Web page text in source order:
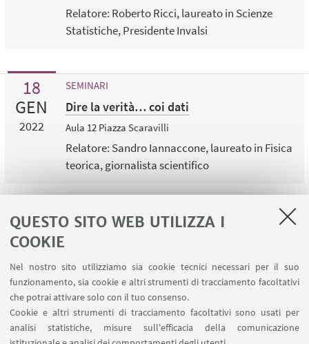
QUESTO SITO WEB UTILIZZA I
COOKIE
Nel nostro sito utilizziamo sia cookie tecnici necessari per il suo
funzionamento, sia cookie e altri strumenti di tracciamento facoltativi
che potrai attivare solo con il tuo consenso.
Cookie e altri strumenti di tracciamento facoltativi sono usati per
analisi statistiche, misure sull'efficacia della comunicazione
Relatore: Roberto Ricci, laureato in Scienze
Statistiche, Presidente Invalsi
18
GEN
2022
SEMINARI
Dire la verità… coi dati
Aula 12 Piazza Scaravilli
Relatore: Sandro Iannaccone, laureato in Fisica
teorica, giornalista scientifico
LINK UTILI
Spazi Virtuali di Dipartimento (riservato autorizzati)